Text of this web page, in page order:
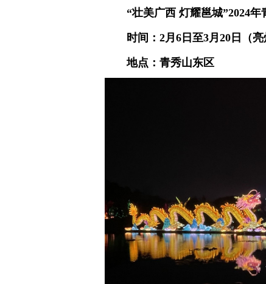
“壮美广西 灯耀邕城”2024
时间：2月6日至3月20日（亮
地点：青秀山东区